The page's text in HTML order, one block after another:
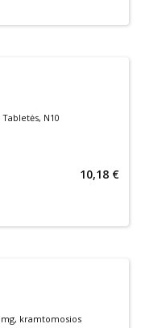
Tabletės, N10
10,18 €
mg, kramtomosios